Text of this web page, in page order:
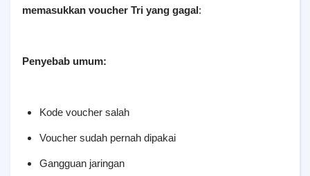
memasukkan voucher Tri yang gagal:
Penyebab umum:
Kode voucher salah
Voucher sudah pernah dipakai
Gangguan jaringan